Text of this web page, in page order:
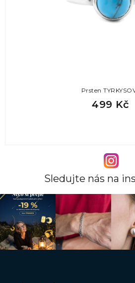
Prsten
499 Kč
Sledujte nás na